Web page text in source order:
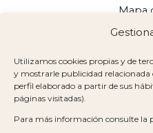
Utilizamos cookies propias y de
y mostrarle publicidad relacionada
perfil elaborado a partir de sus
páginas visitadas).
Para más información consulte la
Mapa
Declaración